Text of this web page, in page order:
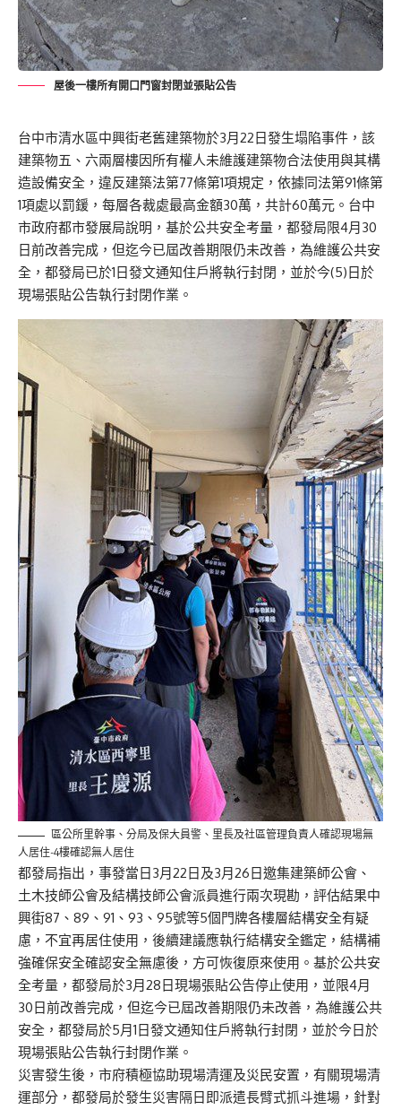
屋後一樓所有開口門窗封閉並張貼公告
台中市清水區中興街老舊建築物於3月22日發生塌陷事件，該
建築物五、六兩層樓因所有權人未維護建築物合法使用與其構
造設備安全，違反建築法第77條第1項規定，依據同法第91條第
1項處以罰鍰，每層各裁處最高金額30萬，共計60萬元。台中
市政府都市發展局說明，基於公共安全考量，都發局限4月30
日前改善完成，但迄今已屆改善期限仍未改善，為維護公共安
全，都發局已於1日發文通知住戶將執行封閉，並於今(5)日於
現場張貼公告執行封閉作業。
區公所里幹事、分局及保大員警、里長及社區管理負責人確認現場無
人居住-4樓確認無人居住
都發局指出，事發當日3月22日及3月26日邀集建築師公會、
土木技師公會及結構技師公會派員進行兩次現勘，評估結果中
興街87、89、91、93、95號等5個門牌各樓層結構安全有疑
慮，不宜再居住使用，後續建議應執行結構安全鑑定，結構補
強確保安全確認安全無慮後，方可恢復原來使用。基於公共安
全考量，都發局於3月28日現場張貼公告停止使用，並限4月
30日前改善完成，但迄今已屆改善期限仍未改善，為維護公共
安全，都發局於5月1日發文通知住戶將執行封閉，並於今日於
現場張貼公告執行封閉作業。
災害發生後，市府積極協助現場清運及災民安置，有關現場清
運部分，都發局於發生災害隔日即派遣長臂式抓斗進場，針對